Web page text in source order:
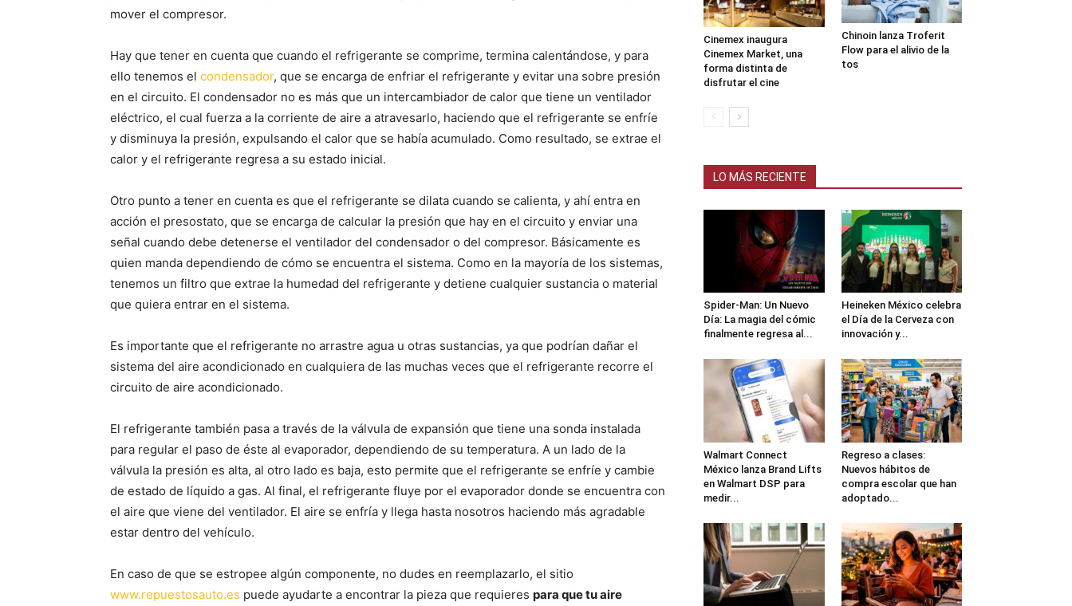
mover el compresor.
Hay que tener en cuenta que cuando el refrigerante se comprime, termina calentándose, y para
ello tenemos el condensador, que se encarga de enfriar el refrigerante y evitar una sobre presión
en el circuito. El condensador no es más que un intercambiador de calor que tiene un ventilador
eléctrico, el cual fuerza a la corriente de aire a atravesarlo, haciendo que el refrigerante se enfríe
y disminuya la presión, expulsando el calor que se había acumulado. Como resultado, se extrae el
calor y el refrigerante regresa a su estado inicial.
Otro punto a tener en cuenta es que el refrigerante se dilata cuando se calienta, y ahí entra en
acción el presostato, que se encarga de calcular la presión que hay en el circuito y enviar una
señal cuando debe detenerse el ventilador del condensador o del compresor. Básicamente es
quien manda dependiendo de cómo se encuentra el sistema. Como en la mayoría de los sistemas,
tenemos un filtro que extrae la humedad del refrigerante y detiene cualquier sustancia o material
que quiera entrar en el sistema.
Es importante que el refrigerante no arrastre agua u otras sustancias, ya que podrían dañar el
sistema del aire acondicionado en cualquiera de las muchas veces que el refrigerante recorre el
circuito de aire acondicionado.
El refrigerante también pasa a través de la válvula de expansión que tiene una sonda instalada
para regular el paso de éste al evaporador, dependiendo de su temperatura. A un lado de la
válvula la presión es alta, al otro lado es baja, esto permite que el refrigerante se enfríe y cambie
de estado de líquido a gas. Al final, el refrigerante fluye por el evaporador donde se encuentra con
el aire que viene del ventilador. El aire se enfría y llega hasta nosotros haciendo más agradable
estar dentro del vehículo.
En caso de que se estropee algún componente, no dudes en reemplazarlo, el sitio
www.repuestosauto.es puede ayudarte a encontrar la pieza que requieres para que tu aire
Cinemex inaugura
Cinemex Market, una
forma distinta de
disfrutar el cine
Chinoin lanza Troferit
Flow para el alivio de la
tos
LO MÁS RECIENTE
Spider-Man: Un Nuevo
Día: La magia del cómic
finalmente regresa al...
Heineken México celebra
el Día de la Cerveza con
innovación y...
Walmart Connect
México lanza Brand Lifts
en Walmart DSP para
medir...
Regreso a clases:
Nuevos hábitos de
compra escolar que han
adoptado...